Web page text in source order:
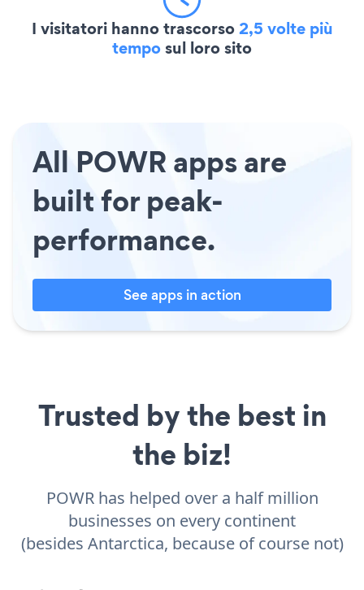
I visitatori hanno trascorso2,5 volte più
temposul loro sito
All POWR apps are
built for peak-
performance.
See apps in action
Trusted by the best in
the biz!
POWR has helped over a half million
businesses on every continent
(besides Antarctica, because of course not)